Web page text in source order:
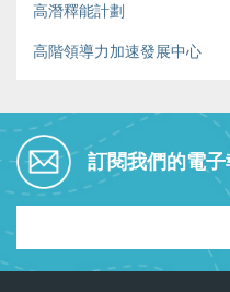
高潛釋能計劃
高階領導力加速發展中心
訂閱我們的電